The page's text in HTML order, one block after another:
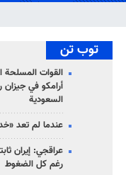
توب تن
القوات
أرامكو في جيزان
السعودية
عندما لم تعد
عراقجي: إيران
رغم كل الضغوط